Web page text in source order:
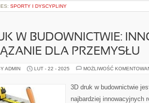
SPORTY I DYSCYPLINY
W BUDOWNICTWIE:
DLA PRZEMYSŁU
ADMIN LUT - 22 - 2025 MOŻLIWOŚĆ
3D druk w budownictwie
najbardziej innowacyjnych